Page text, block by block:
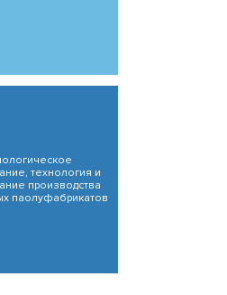
технология и
производства
паолуфабрикатов